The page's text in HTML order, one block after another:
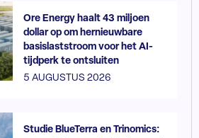
Ore Energy haalt 43 miljoen
dollar op om hernieuwbare
basislaststroom voor het AI-
tijdperk te ontsluiten
5 AUGUSTUS 2026
Studie BlueTerra en Trinomics: